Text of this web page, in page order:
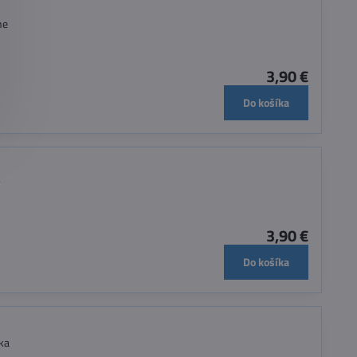
3,90 €
Do košíka
3,90 €
Do košíka